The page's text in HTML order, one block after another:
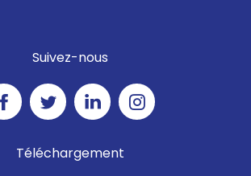
Suivez-nous
Téléchargement